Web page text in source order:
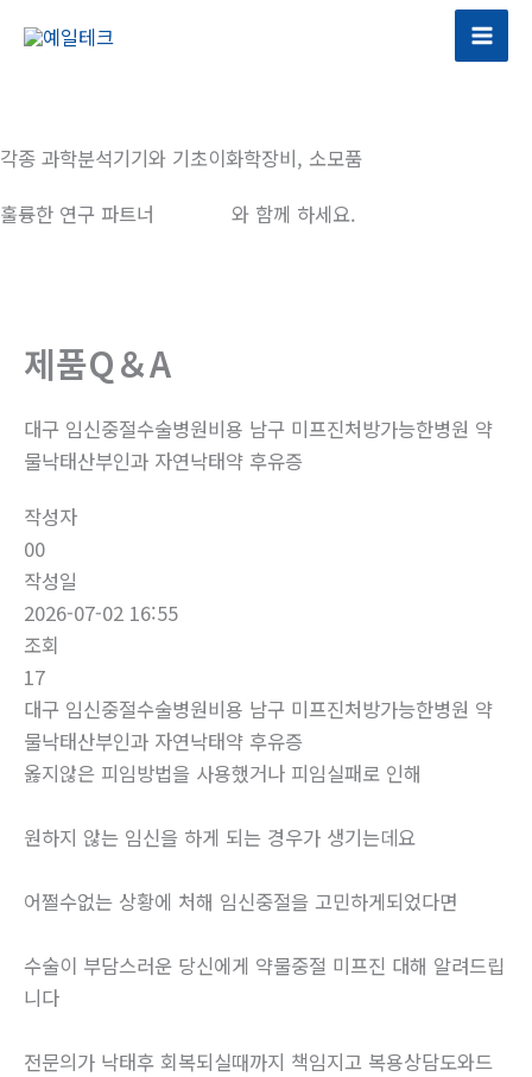
건
너
뛰
각종 과학분석기기와 기초이화학장비, 소모품
훌륭한 연구 파트너
와 함께 하세요.
제품Q＆A
대구 임신중절수술병원비용 남구 미프진처방가능한병원 약
물낙태산부인과 자연낙­태약 후유증
작성자
00
작성일
2026-07-02 16:55
조회
17
대구 임신중절수술병원비용 남구 미프진처방가능한병원 약
물낙태산부인과 자연낙­태약 후유증
옳지않은 피임방법을 사용했거나 피임실패로 인해
원하지 않는 임신을 하게 되는 경우가 생기는데요
어쩔수없는 상황에 처해 임신중절을 고민하게되었다면
수술이 부담스러운 당신에게 약물중절 미프진 대해 알려드립
니다
전문의가 낙태후 회복되실때까지 책임지고 복용상담도와드